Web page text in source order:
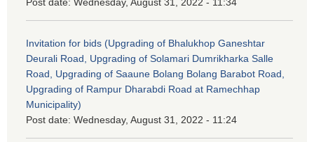
Post date: Wednesday, August 31, 2022 - 11:34
Invitation for bids (Upgrading of Bhalukhop Ganeshtar
Deurali Road, Upgrading of Solamari Dumrikharka Salle
Road, Upgrading of Saaune Bolang Bolang Barabot Road,
Upgrading of Rampur Dharabdi Road at Ramechhap
Municipality)
Post date: Wednesday, August 31, 2022 - 11:24